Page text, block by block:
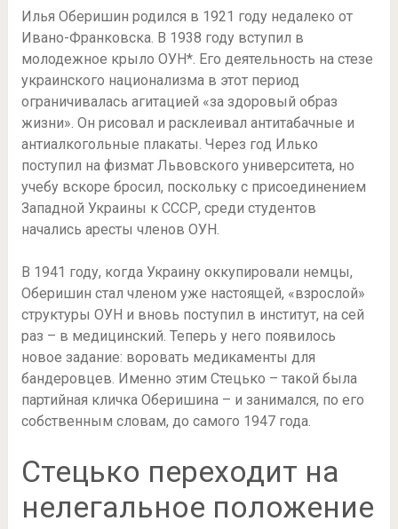
Илья Оберишин родился в 1921 году недалеко от
Ивано-Франковска. В 1938 году вступил в
молодежное крыло ОУН*. Его деятельность на стезе
украинского национализма в этот период
ограничивалась агитацией «за здоровый образ
жизни». Он рисовал и расклеивал антитабачные и
антиалкогольные плакаты. Через год Илько
поступил на физмат Львовского университета, но
учебу вскоре бросил, поскольку с присоединением
Западной Украины к СССР, среди студентов
начались аресты членов ОУН.
В 1941 году, когда Украину оккупировали немцы,
Оберишин стал членом уже настоящей, «взрослой»
структуры ОУН и вновь поступил в институт, на сей
раз – в медицинский. Теперь у него появилось
новое задание: воровать медикаменты для
бандеровцев. Именно этим Стецько – такой была
партийная кличка Оберишина – и занимался, по его
собственным словам, до самого 1947 года.
Стецько переходит на
нелегальное положение